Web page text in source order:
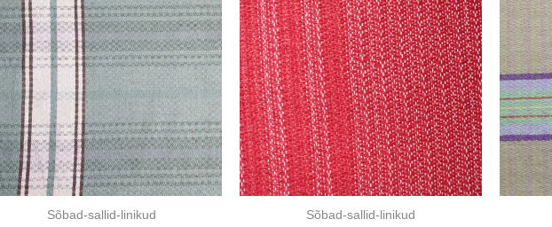
Sõbad-sallid-linikud Sõbad-sallid-linikud